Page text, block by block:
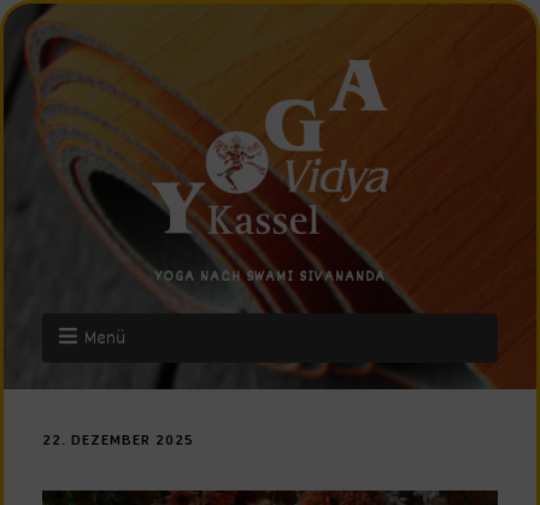
YOGA NACH SWAMI SIVANANDA
Menü
22. DEZEMBER 2025